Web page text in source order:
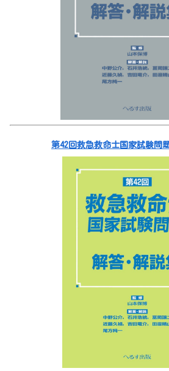
第42回救急救命士国家試験問